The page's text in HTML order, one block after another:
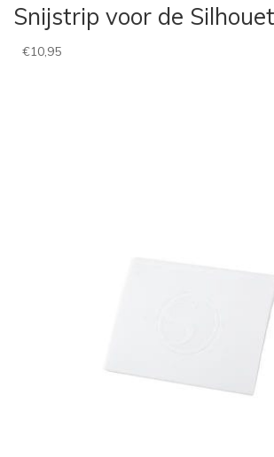
Snijstrip voor de
€10,95